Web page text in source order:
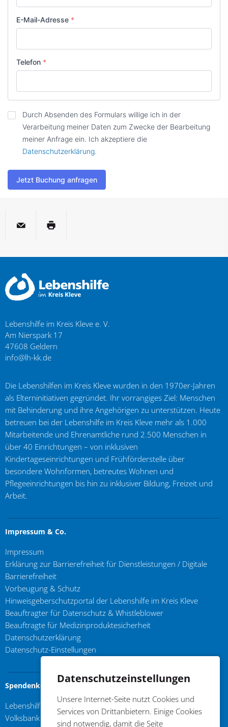
Datenschutzeinstellungen
Unsere Internet-Seite nutzt Cookies und
Services von Drittanbietern. Einige Cookies
sind notwendig, damit die Seite
E-Mail-Adresse *
Telefon *
Zustimmung*
Durch Absenden des Formulars willige ich in der
Verarbeitung meiner Daten zum Zwecke der Bearbeitung
meiner Anfrage ein. Ich akzeptiere die
Datenschutzerklärung.
Jetzt Buchung anfragen
per E-MailSeite drucken
Lebenshilfe im Kreis Kleve e. V.
Am Nierspark 17
47608 Geldern
info@lh-kk.de
Die Lebenshilfen im Kreis Kleve wurden in den 1970er-Jahren
als Elterninitiativen gegründet. Ihr vorrangiges Ziel: Menschen
mit Behinderung und ihre Angehörigen zu unterstützen. Heute
betreuen bei der Lebenshilfe im Kreis Kleve mehr als 1.000
Mitarbeitende und Ehrenamtliche rund 2.500 Menschen in
über 40 Einrichtungen – von inklusiven
Kindertageseinrichtungen und Frühförderstelle über
besondere Wohnformen, betreutes Wohnen und
Pflegeeinrichtungen bis hin zu inklusiver Bildung, Freizeit und
Arbeit.
Impressum & Co.
Impressum
Erklärung zur Barrierefreiheit für Dienstleistungen / Digitale
Barrierefreiheit
Vorbeugung & Schutz
Hinweisgeberschutzportal der Lebenshilfe im Kreis Kleve
Beauftragter für Datenschutz & Whistleblower
Beauftragte für Medizinproduktesicherheit
Datenschutzerklärung
Datenschutz-Einstellungen
Spendenkonto
Lebenshilfe im Kreis Kleve e.V.
Volksbank an der Niers